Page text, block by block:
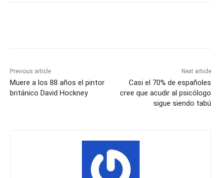
Previous article
Muere a los 88 años el pintor
británico David Hockney
Next article
Casi el 70% de españoles
cree que acudir al psicólogo
sigue siendo tabú